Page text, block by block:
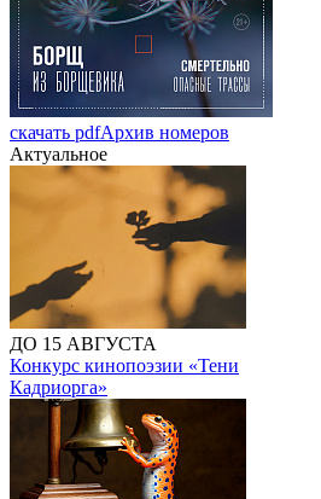
скачать pdfАрхив номеров
Актуальное
ДО 15 АВГУСТА
Конкурс кинопоэзии «Тени
Кадриорга»